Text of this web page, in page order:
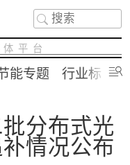
平台
能专题 行业标准
分布式光
情况公布